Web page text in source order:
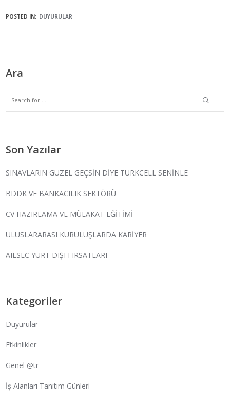
POSTED IN: DUYURULAR
Ara
Son Yazılar
SINAVLARIN GÜZEL GEÇSİN DİYE TURKCELL SENİNLE
BDDK VE BANKACILIK SEKTÖRÜ
CV HAZIRLAMA VE MÜLAKAT EĞİTİMİ
ULUSLARARASI KURULUŞLARDA KARİYER
AIESEC YURT DIŞI FIRSATLARI
Kategoriler
Duyurular
Etkinlikler
Genel @tr
İş Alanları Tanıtım Günleri